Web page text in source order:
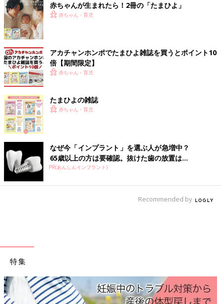
赤ちゃんが生まれたら！2冊の「たまひよ」
赤ちゃん・育児
アカチャンホンポでたまひよ雑誌を買うとポイント10
倍【期間限定】
赤ちゃん・育児
たまひよの雑誌
赤ちゃん・育児
なぜ今「インプラント」を選ぶ人が急増中？
65歳以上の方は要確認。抜けた歯の放置は...
PR(あんしんインプラント)
Recommended by
特集